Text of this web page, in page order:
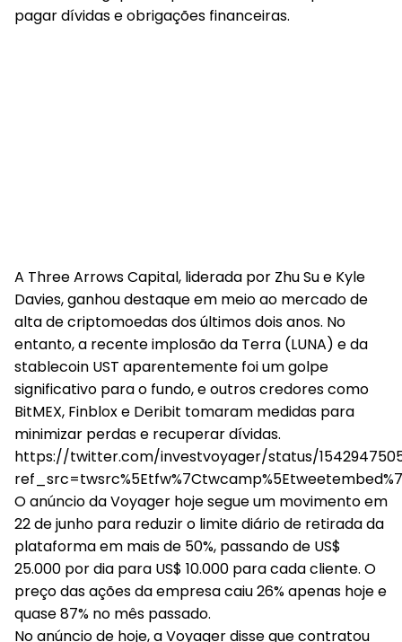
pagar dívidas e obrigações financeiras.
A Three Arrows Capital, liderada por Zhu Su e Kyle
Davies, ganhou destaque em meio ao mercado de
alta de criptomoedas dos últimos dois anos. No
entanto, a recente implosão da Terra (LUNA) e da
stablecoin UST aparentemente foi um golpe
significativo para o fundo, e outros credores como
BitMEX, Finblox e Deribit tomaram medidas para
minimizar perdas e recuperar dívidas.
https://twitter.com/investvoyager/status/
O anúncio da Voyager hoje segue um movimento em
22 de junho para reduzir o limite diário de retirada da
plataforma em mais de 50%, passando de US$
25.000 por dia para US$ 10.000 para cada cliente. O
preço das ações da empresa caiu 26% apenas hoje e
quase 87% no mês passado.
No anúncio de hoje, a Voyager disse que contratou